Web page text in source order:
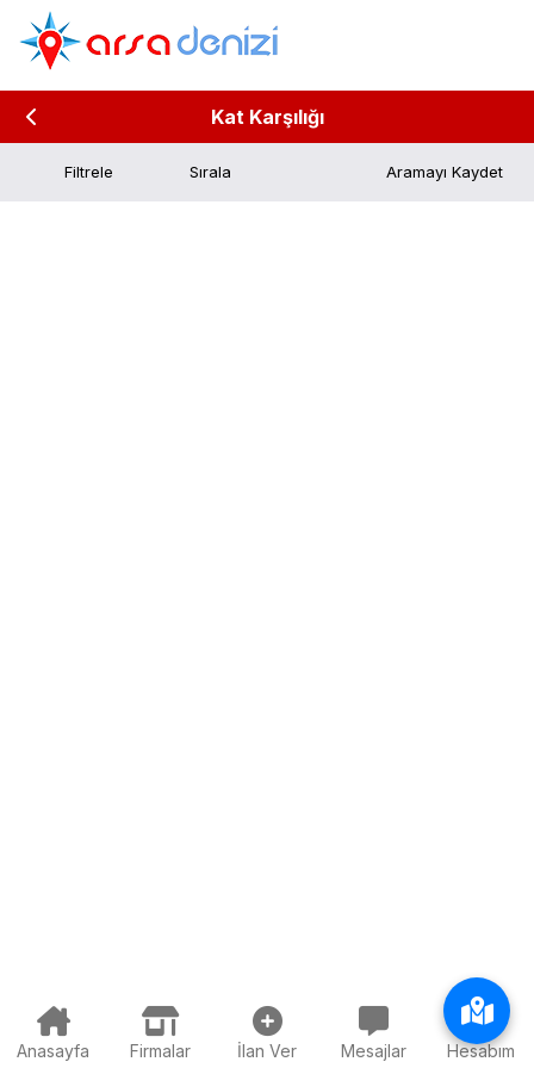
Kat Karşılığı
Filtrele Aramayı Kaydet
Anasayfa Firmalar İlan Ver Mesajlar Hesabım